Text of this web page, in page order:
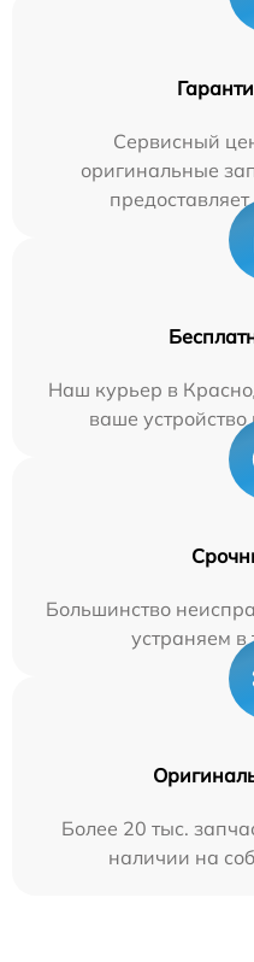
Сервисный
оригинальные
Наш курьер в
ваше
Большинство
устраняем в
Более 20 тыс.
наличии на